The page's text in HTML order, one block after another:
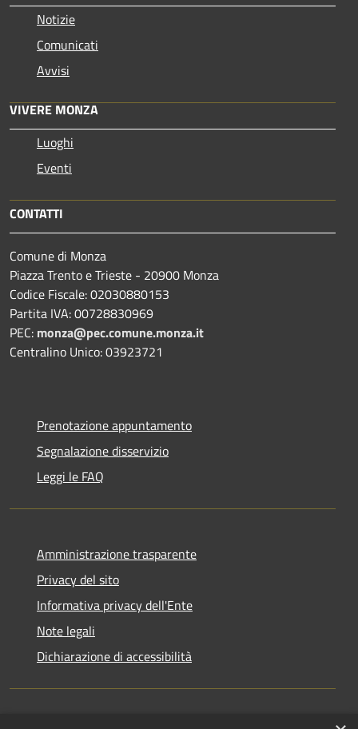
Notizie
Comunicati
Avvisi
VIVERE MONZA
Luoghi
Eventi
CONTATTI
Comune di Monza
Piazza Trento e Trieste - 20900 Monza
Codice Fiscale: 02030880153
Partita IVA: 00728830969
PEC: monza@pec.comune.monza.it
Centralino Unico: 03923721
Prenotazione appuntamento
Segnalazione disservizio
Leggi le FAQ
Amministrazione trasparente
Privacy del sito
Informativa privacy dell'Ente
Note legali
Dichiarazione di accessibilità